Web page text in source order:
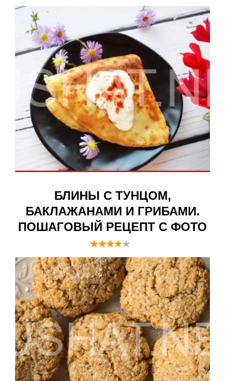
БЛИНЫ С ТУНЦОМ,
БАКЛАЖАНАМИ И ГРИБАМИ.
ПОШАГОВЫЙ РЕЦЕПТ С ФОТО